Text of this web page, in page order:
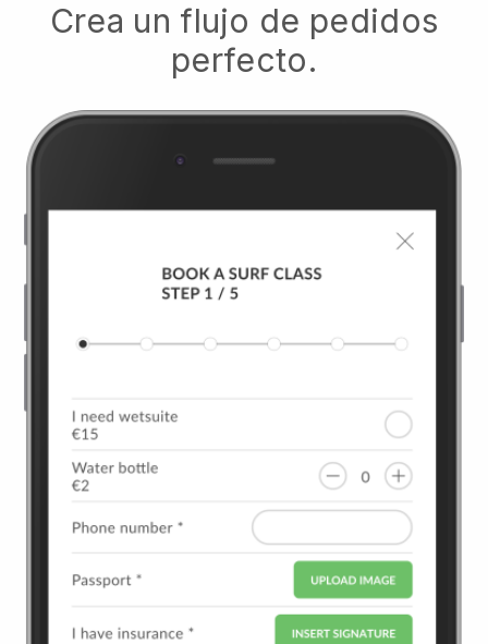
Crea un flujo de pedidos
perfecto.